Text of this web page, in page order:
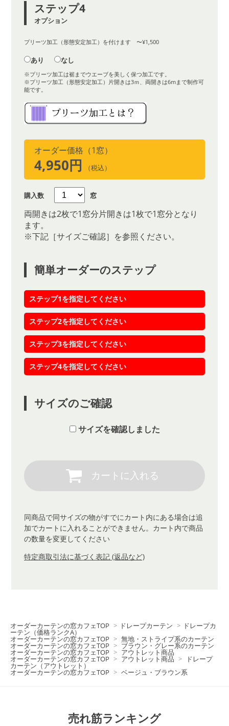
ステップ4
オプション
プリーツ加工（形態安定加工）を付けます 〜¥1,500
あり なし
※プリーツ加工は裾までウエーブを美しく保つ加工です。
※プリーツ加工（形態安定加工）片開きは3ｍ、両開きは6mまで制作可
能です。
オーダー価格（1窓）
4,950円 （税込）
購入数 窓
両開きは2枚で1窓分片開きは1枚で1窓分となり
ます。
※下記［サイズご確認］を参照ください。
簡単オーダーのステップ
ステップ1を指定してください
ステップ2を指定してください
ステップ3を指定してください
ステップ4を指定してください
サイズのご確認
サイズを確認しました
同商品で同サイズの物がすでにカート内にある場合は追
加でカートに入れることができません。カート内で商品
の数量を変更してください
特定商取引法に基づく表記 (返品など)
オーダーカーテンの窓カフェTOP > ドレープカーテン > ドレープカ
ーテン（価格ランクA）
オーダーカーテンの窓カフェTOP > 無地・ストライプ系のカーテン
オーダーカーテンの窓カフェTOP > ブラウン・グレー系のカーテン
オーダーカーテンの窓カフェTOP > アウトレット商品
オーダーカーテンの窓カフェTOP > アウトレット商品 > ドレープ
カーテン（アウトレット）
オーダーカーテンの窓カフェTOP > ベージュ・ブラウン系
売れ筋ランキング